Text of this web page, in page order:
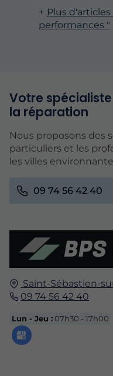
Plus
performances "
Saint-Sébastien-
09 74 56 42 40
Lun - Jeu :07h30 - 17h00
Votre
la réparation
Nous proposons des
particuliers et les
les villes
09 74 56 42 40